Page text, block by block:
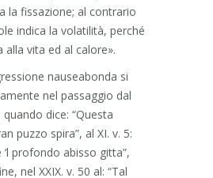
la fissazione; al contrario
indica la volatilità, perché
alla vita ed al calore».
nauseabonda si
nel passaggio dal
dice: “Questa
puzzo spira”, al XI. v. 5:
‘l profondo abisso gitta”,
nel XXIX. v. 50 al: “Tal